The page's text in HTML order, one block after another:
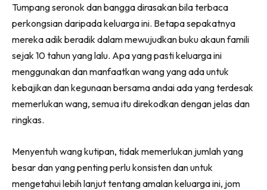
(Twitter)
Tumpang seronok dan bangga dirasakan bila terbaca
perkongsian daripada keluarga ini. Betapa sepakatnya
mereka adik beradik dalam mewujudkan buku akaun famili
sejak 10 tahun yang lalu. Apa yang pasti keluarga ini
menggunakan dan manfaatkan wang yang ada untuk
kebajikan dan kegunaan bersama andai ada yang terdesak
memerlukan wang, semua itu direkodkan dengan jelas dan
ringkas.
Menyentuh wang kutipan, tidak memerlukan jumlah yang
besar dan yang penting perlu konsisten dan untuk
mengetahui lebih lanjut tentang amalan keluarga ini, jom